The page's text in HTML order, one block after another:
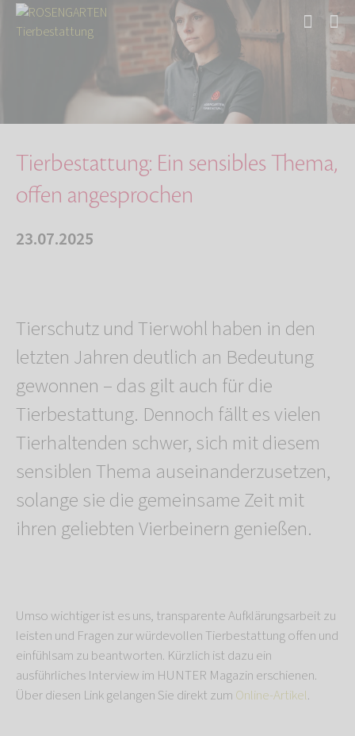
Tierbestattung: Ein sensibles Thema, offen an…
Tierbestattung: Ein sensibles Thema,
offen angesprochen
23.07.2025
Tierschutz und Tierwohl haben in den
letzten Jahren deutlich an Bedeutung
gewonnen – das gilt auch für die
Tierbestattung. Dennoch fällt es vielen
Tierhaltenden schwer, sich mit diesem
sensiblen Thema auseinanderzusetzen,
solange sie die gemeinsame Zeit mit
ihren geliebten Vierbeinern genießen.
Umso wichtiger ist es uns, transparente Aufklärungsarbeit zu
leisten und Fragen zur würdevollen Tierbestattung offen und
einfühlsam zu beantworten. Kürzlich ist dazu ein
ausführliches Interview im HUNTER Magazin erschienen.
Über diesen Link gelangen Sie direkt zum Online-Artikel.